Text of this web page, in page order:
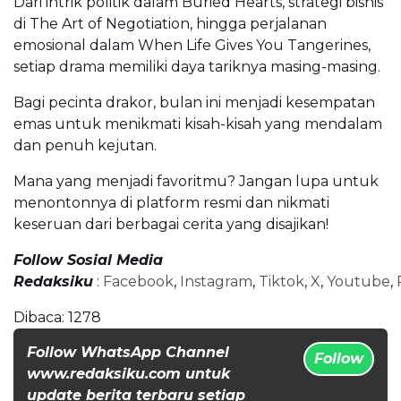
di The Art of Negotiation, hingga perjalanan
emosional dalam When Life Gives You Tangerines,
setiap drama memiliki daya tariknya masing-masing.
Bagi pecinta drakor, bulan ini menjadi kesempatan
emas untuk menikmati kisah-kisah yang mendalam
dan penuh kejutan.
Mana yang menjadi favoritmu? Jangan lupa untuk
menontonnya di platform resmi dan nikmati
keseruan dari berbagai cerita yang disajikan!
Follow Sosial Media
Redaksiku : Facebook, Instagram, Tiktok, X, Youtube,
Dibaca: 1278
Follow WhatsApp Channel
www.redaksiku.com untuk
update berita terbaru setiap
Follow